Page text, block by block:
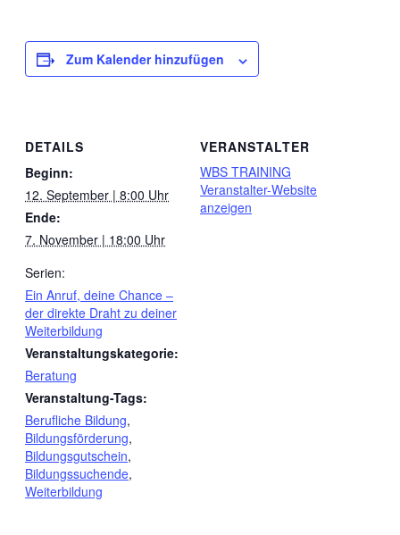
Zum Kalender hinzufügen
DETAILS
Beginn:
12. September | 8:00 Uhr
Ende:
7. November | 18:00 Uhr
Serien:
Ein Anruf, deine Chance –
der direkte Draht zu deiner
Weiterbildung
Veranstaltungskategorie:
Beratung
Veranstaltung-Tags:
Berufliche Bildung,
Bildungsförderung,
Bildungsgutschein,
Bildungssuchende,
Weiterbildung
VERANSTALTER
WBS TRAINING
Veranstalter-Website
anzeigen